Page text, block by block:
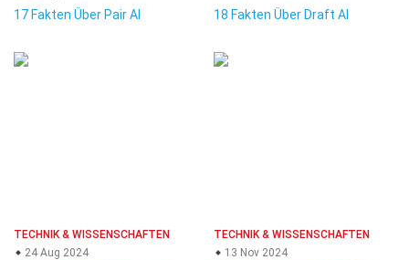
17 Fakten Über Pair AI 18 Fakten Über Draft AI
TECHNIK & WISSENSCHAFTEN
24 Aug 2024
TECHNIK & WISSENSCHAFTEN
13 Nov 2024